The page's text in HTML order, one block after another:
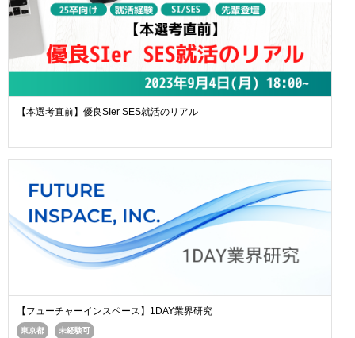
【本選考直前】優良SIer SES就活のリアル
【フューチャーインスペース】1DAY業界研究
東京都 未経験可